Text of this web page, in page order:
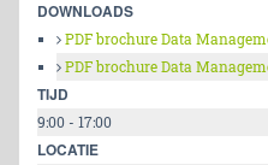
DOWNLOADS
PDF brochure Data
PDF brochure Data
TIJD
9:00 - 17:00
LOCATIE